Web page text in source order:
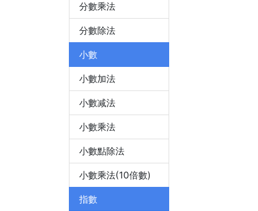
分數乘法
分數除法
小數
小數加法
小數减法
小數乘法
小數點除法
小數乘法(10倍數)
指數